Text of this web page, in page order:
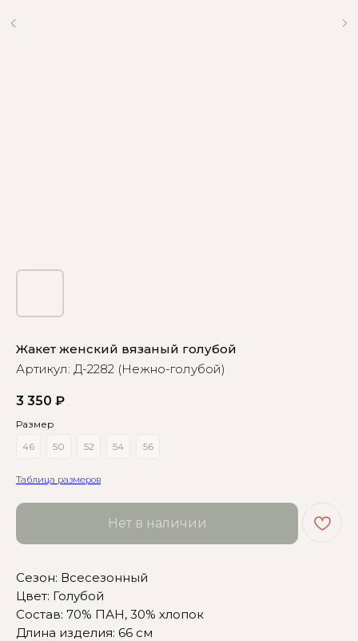
Жакет женский вязаный голубой
Артикул: Д-2282 (Нежно-голубой)
3 350 ₽
Размер
46
50 52 54 56
Таблица размеров
Нет в наличии
Сезон: Всесезонный
Цвет: Голубой
Состав: 70% ПАН, 30% хлопок
Длина изделия: 66 см
Нажмите сюда
посмотреть размерную сетку